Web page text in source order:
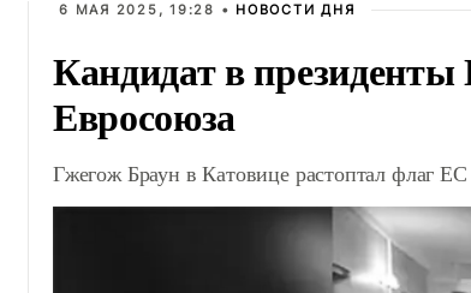
6 МАЯ 2025, 19:28 • НОВОСТИ ДНЯ
Кандидат в
Евросоюза
Гжегож Браун в Катовице растоптал флаг